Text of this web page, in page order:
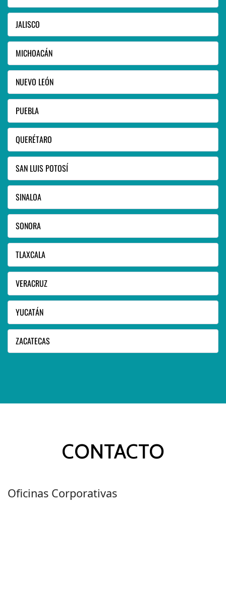
JALISCO
MICHOACÁN
NUEVO LEÓN
PUEBLA
QUERÉTARO
SAN LUIS POTOSÍ
SINALOA
SONORA
TLAXCALA
VERACRUZ
YUCATÁN
ZACATECAS
CONTACTO
Oficinas Corporativas